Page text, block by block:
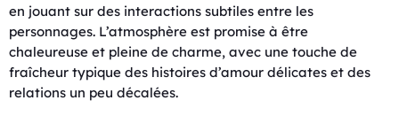
en jouant sur des interactions subtiles entre les
personnages. L’atmosphère est promise à être
chaleureuse et pleine de charme, avec une touche de
fraîcheur typique des histoires d’amour délicates et des
relations un peu décalées.